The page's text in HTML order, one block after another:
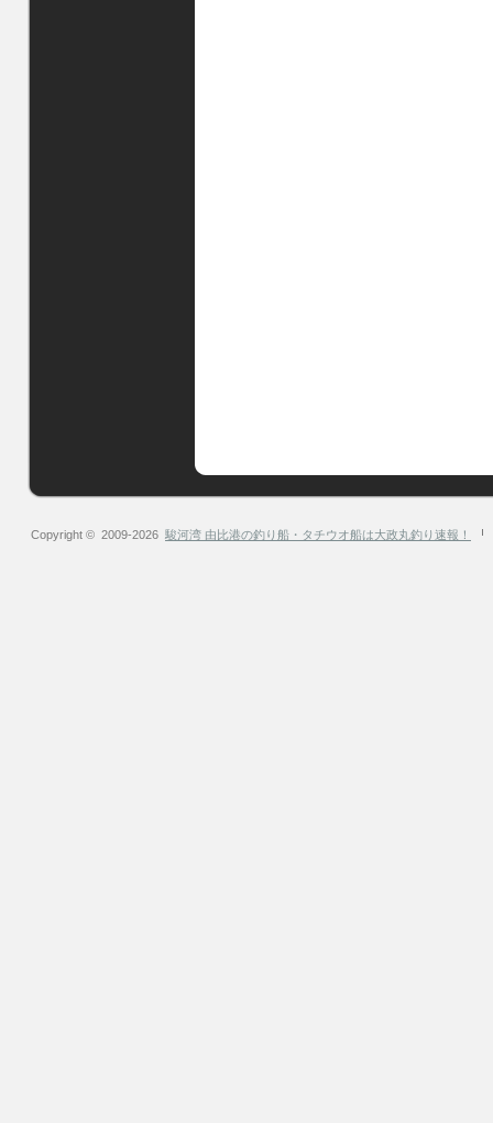
Copyright © 2009-2026 駿河湾 由比港の釣り船・タチウオ船は大政丸釣り速報！